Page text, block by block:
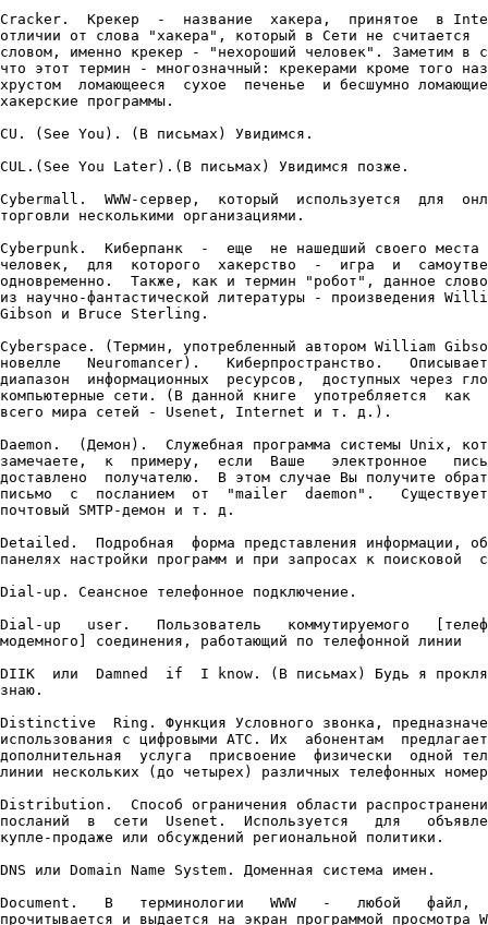
Cracker.  Крекер  -  название  хакера,  принятое  в
отличии от слова "хакера", который в Сети не считается
словом, именно крекер - "нехороший человек". Заметим в
что этот термин - многозначный: крекерами кроме того
хрустом  ломающееся  сухое  печенье  и бесшумно
хакерские программы.
CU. (See You). (В письмах) Увидимся.
CUL.(See You Later).(В письмах) Увидимся позже.
Cybermall.  WWW-сервер,  который  используется  для
торговли несколькими организациями.
Cyberpunk.  Киберпанк  -  еще  не нашедший своего места
человек,  для  которого  хакерство  -  игра  и
одновременно.  Также, как и термин "робот", данное
из научно-фантастической литературы - произведения
Gibson и Bruce Sterling.
Cyberspace. (Термин, употребленный автором William
новелле   Neuromancer).   Киберпространство.
диапазон  информационных  ресурсов,  доступных через
компьютерные сети. (В данной книге  употребляется  как
всего мира сетей - Usenet, Internet и т. д.).
Daemon.  (Демон).  Служебная программа системы Unix,
замечаете,  к  примеру,  если  Ваше   электронное
доставлено  получателю.  В этом случае Вы получите
письмо  с  посланием  от  "mailer  daemon".
почтовый SMTP-демон и т. д.
Detailed.  Подробная  форма представления информации,
панелях настройки программ и при запросах к поисковой
Dial-up. Сеансное телефонное подключение.
Dial-up   user.   Пользователь   коммутируемого
модемного] соединения, работающий по телефонной линии
DIIK  или  Damned  if  I know. (В письмах) Будь я
знаю.
Distinctive  Ring. Функция Условного звонка,
использования с цифровыми АТС. Их  абонентам
дополнительная  услуга  присвоение  физически  одной
линии нескольких (до четырех) различных телефонных
Distribution.  Способ ограничения области
посланий  в  сети  Usenet.  Используется   для
купле-продаже или обсуждений региональной политики.
DNS или Domain Name System. Доменная система имен.
Document.   В   терминологии   WWW   -   любой   файл,
прочитывается и выдается на экран программой просмотра